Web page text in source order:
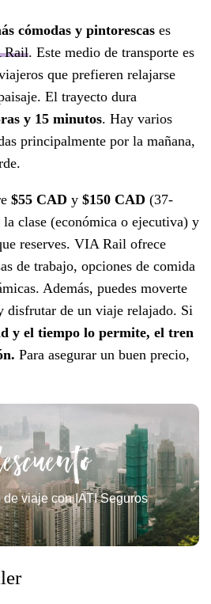
cómodas y pintorescas es
Rail. Este medio de transporte es
que prefieren relajarse
El trayecto dura
y 15 minutos. Hay varios
principalmente por la mañana,
$55 CAD y $150 CAD (37-
clase (económica o ejecutiva) y
reserves. VIA Rail ofrece
de trabajo, opciones de comida
Además, puedes moverte
disfrutar de un viaje relajado. Si
y el tiempo lo permite, el tren
Para asegurar un buen precio,
de viaje con IATI Seguros